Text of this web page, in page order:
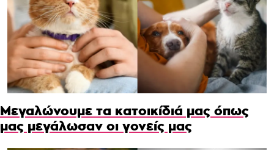
Μεγαλώνουμε τα κατοικίδιά μας όπως
μας μεγάλωσαν οι γονείς μας